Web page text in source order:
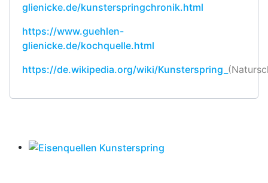
glienicke.de/kunsterspringchronik.html
https://www.guehlen-
glienicke.de/kochquelle.html
https://de.wikipedia.org/wiki/Kunsterspring_